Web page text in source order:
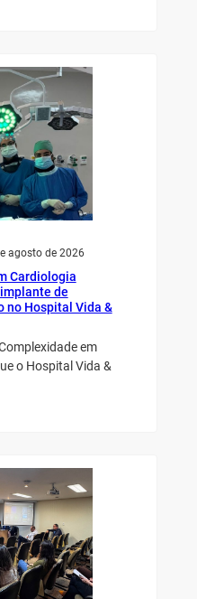
agosto de 2026
Cardiologia
de
no Hospital Vida &
em
o Hospital Vida &